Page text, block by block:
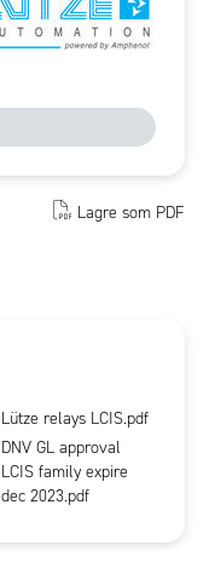
Lagre som PDF
Lütze relays LCIS.pdf
DNV GL approval
LCIS family expire
dec 2023.pdf